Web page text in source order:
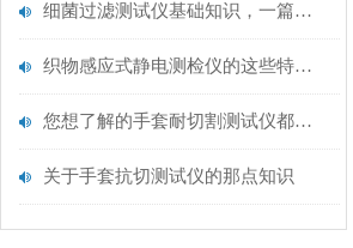
细菌过滤测试仪基础知识，一篇搞定
织物感应式静电测检仪的这些特点很少有人都知道
您想了解的手套耐切割测试仪都在这里了
关于手套抗切测试仪的那点知识